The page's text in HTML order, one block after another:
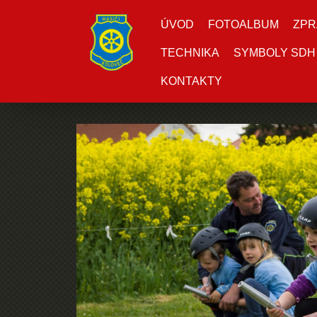
ÚVOD FOTOALBUM
TECHNIKA SYMBOLY
KONTAKTY